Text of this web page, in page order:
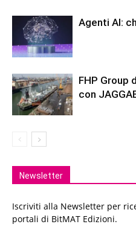
Agenti AI:
FHP Group
con
Newsletter
Iscriviti alla Newsletter per
portali di BitMAT Edizioni.